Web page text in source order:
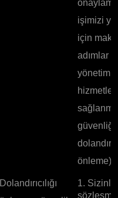
işimizi
için
adımlar
yönetim
güvenliği,
önleme).
Dolandırıcılığı
1.